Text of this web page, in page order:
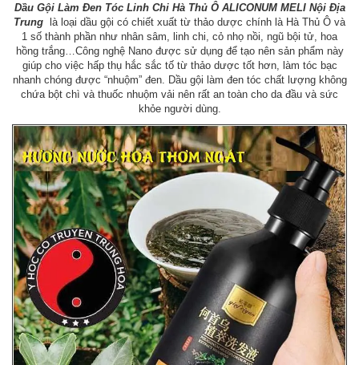
Dầu Gội Làm Đen Tóc Linh Chi Hà Thủ Ô ALICONUM MELI Nội Địa
Trung là loại dầu gội có chiết xuất từ thảo dược chính là Hà Thủ Ô và
1 số thành phần như nhân sâm, linh chi, cỏ nhọ nồi, ngũ bội tử, hoa
hồng trắng…Công nghệ Nano được sử dụng để tạo nên sản phẩm này
giúp cho việc hấp thụ hắc sắc tố từ thảo dược tốt hơn, làm tóc bạc
nhanh chóng được “nhuộm” đen. Dầu gội làm đen tóc chất lượng không
chứa bột chì và thuốc nhuộm vải nên rất an toàn cho da đầu và sức
khỏe người dùng.